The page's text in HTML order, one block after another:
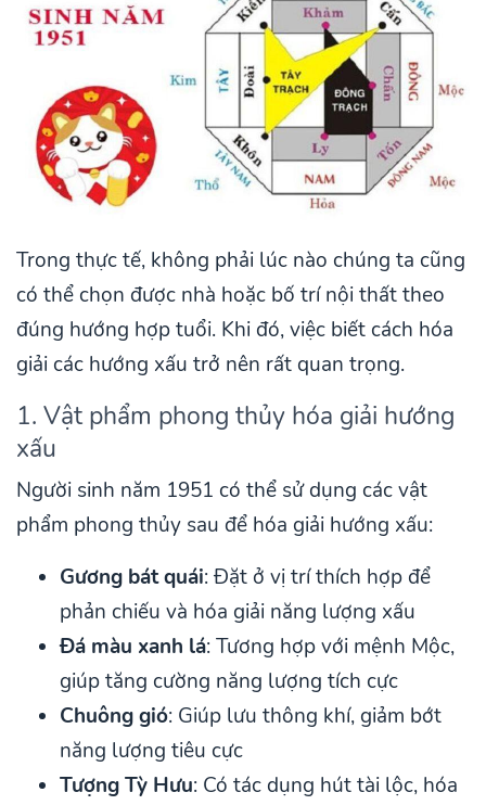
Trong thực tế, không phải lúc nào chúng ta cũng
có thể chọn được nhà hoặc bố trí nội thất theo
đúng hướng hợp tuổi. Khi đó, việc biết cách hóa
giải các hướng xấu trở nên rất quan trọng.
1. Vật phẩm phong thủy hóa giải hướng
xấu
Người sinh năm 1951 có thể sử dụng các vật
phẩm phong thủy sau để hóa giải hướng xấu:
Gương bát quái: Đặt ở vị trí thích hợp để
phản chiếu và hóa giải năng lượng xấu
Đá màu xanh lá: Tương hợp với mệnh Mộc,
giúp tăng cường năng lượng tích cực
Chuông gió: Giúp lưu thông khí, giảm bớt
năng lượng tiêu cực
Tượng Tỳ Hưu: Có tác dụng hút tài lộc, hóa